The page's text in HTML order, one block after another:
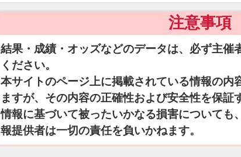
注意事項
結果・成績・オッズなどのデータは、必ず主催
ください。
本サイトのページ上に掲載されている情報の内
ますが、その内容の正確性および安全性を保証
情報に基づいて被ったいかなる損害についても
報提供者は一切の責任を負いかねます。